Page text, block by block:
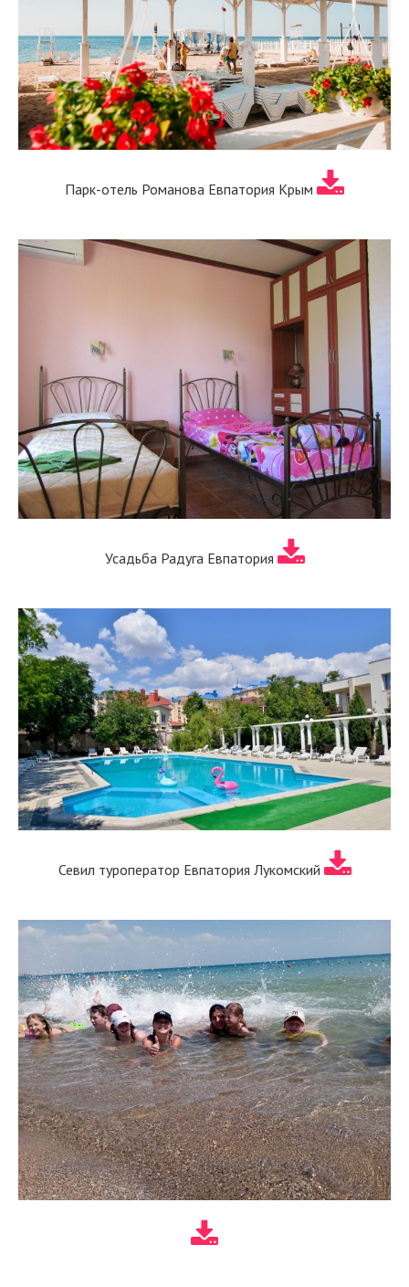
Парк-отель Романова Евпатория Крым
Усадьба Радуга Евпатория
Севил туроператор Евпатория Лукомский